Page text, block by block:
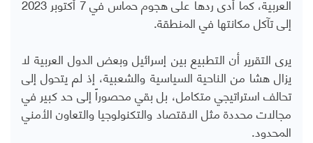
إلى تآكل مكانتها في المنطقة.
يرى التقرير أن التطبيع بين إسرائيل وبعض الدول العربية لا
يزال هشا من الناحية السياسية والشعبية، إذ لم يتحول إلى
تحالف استراتيجي متكامل، بل بقي محصوراً إلى حد كبير في
مجالات محددة مثل الاقتصاد والتكنولوجيا والتعاون الأمني
المحدود.